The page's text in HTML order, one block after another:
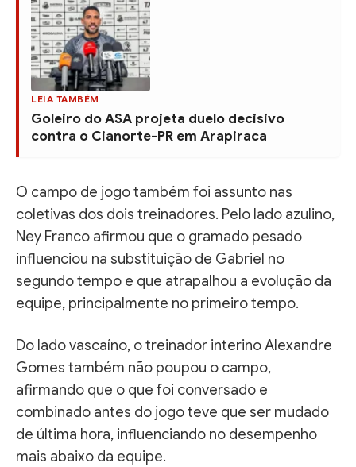
LEIA TAMBÉM
Goleiro do ASA projeta duelo decisivo
contra o Cianorte-PR em Arapiraca
O campo de jogo também foi assunto nas
coletivas dos dois treinadores. Pelo lado azulino,
Ney Franco afirmou que o gramado pesado
influenciou na substituição de Gabriel no
segundo tempo e que atrapalhou a evolução da
equipe, principalmente no primeiro tempo.
Do lado vascaíno, o treinador interino Alexandre
Gomes também não poupou o campo,
afirmando que o que foi conversado e
combinado antes do jogo teve que ser mudado
de última hora, influenciando no desempenho
mais abaixo da equipe.